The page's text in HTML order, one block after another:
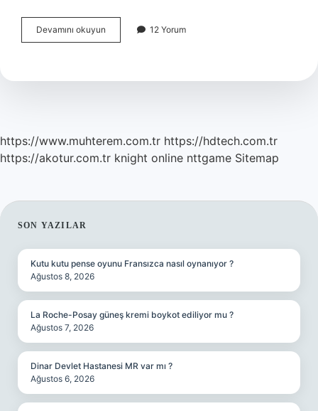
Devamını okuyun
Söylentileri
12 Yorum
https://www.muhterem.com.tr https://hdtech.com.tr
https://akotur.com.tr knight online nttgame Sitemap
SIDEBAR
SON YAZILAR
Kutu kutu pense oyunu Fransızca nasıl oynanıyor ?
Ağustos 8, 2026
La Roche-Posay güneş kremi boykot ediliyor mu ?
Ağustos 7, 2026
Dinar Devlet Hastanesi MR var mı ?
Ağustos 6, 2026